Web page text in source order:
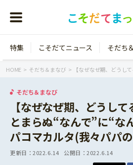
年齢から探す
特集 こそだてニュース そだち
HOME そだち＆まなび 【なぜなぜ期、どうし
そだち＆まなび
【なぜなぜ期、どうし
とまらぬ“なんで”に“な
パコマカルタ(我々パパ
更新日：2022.6.14 公開日：2022.6.14